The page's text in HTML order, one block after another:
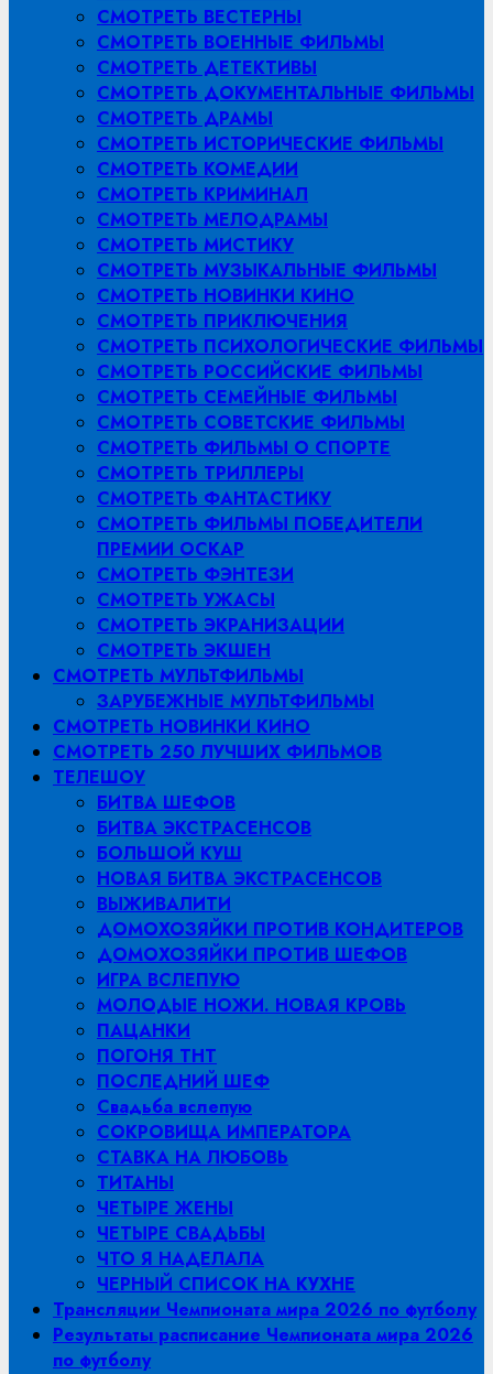
СМОТРЕТЬ ВЕСТЕРНЫ
СМОТРЕТЬ ВОЕННЫЕ ФИЛЬМЫ
СМОТРЕТЬ ДЕТЕКТИВЫ
СМОТРЕТЬ ДОКУМЕНТАЛЬНЫЕ ФИЛЬМЫ
СМОТРЕТЬ ДРАМЫ
СМОТРЕТЬ ИСТОРИЧЕСКИЕ ФИЛЬМЫ
СМОТРЕТЬ КОМЕДИИ
СМОТРЕТЬ КРИМИНАЛ
СМОТРЕТЬ МЕЛОДРАМЫ
СМОТРЕТЬ МИСТИКУ
СМОТРЕТЬ МУЗЫКАЛЬНЫЕ ФИЛЬМЫ
СМОТРЕТЬ НОВИНКИ КИНО
СМОТРЕТЬ ПРИКЛЮЧЕНИЯ
СМОТРЕТЬ ПСИХОЛОГИЧЕСКИЕ ФИЛЬМЫ
СМОТРЕТЬ РОССИЙСКИЕ ФИЛЬМЫ
СМОТРЕТЬ СЕМЕЙНЫЕ ФИЛЬМЫ
СМОТРЕТЬ СОВЕТСКИЕ ФИЛЬМЫ
СМОТРЕТЬ ФИЛЬМЫ О СПОРТЕ
СМОТРЕТЬ ТРИЛЛЕРЫ
СМОТРЕТЬ ФАНТАСТИКУ
СМОТРЕТЬ ФИЛЬМЫ ПОБЕДИТЕЛИ
ПРЕМИИ ОСКАР
СМОТРЕТЬ ФЭНТЕЗИ
СМОТРЕТЬ УЖАСЫ
СМОТРЕТЬ ЭКРАНИЗАЦИИ
СМОТРЕТЬ ЭКШЕН
СМОТРЕТЬ МУЛЬТФИЛЬМЫ
ЗАРУБЕЖНЫЕ МУЛЬТФИЛЬМЫ
СМОТРЕТЬ НОВИНКИ КИНО
СМОТРЕТЬ 250 ЛУЧШИХ ФИЛЬМОВ
ТЕЛЕШОУ
БИТВА ШЕФОВ
БИТВА ЭКСТРАСЕНСОВ
БОЛЬШОЙ КУШ
НОВАЯ БИТВА ЭКСТРАСЕНСОВ
ВЫЖИВАЛИТИ
ДОМОХОЗЯЙКИ ПРОТИВ КОНДИТЕРОВ
ДОМОХОЗЯЙКИ ПРОТИВ ШЕФОВ
ИГРА ВСЛЕПУЮ
МОЛОДЫЕ НОЖИ. НОВАЯ КРОВЬ
ПАЦАНКИ
ПОГОНЯ ТНТ
ПОСЛЕДНИЙ ШЕФ
Свадьба вслепую
СОКРОВИЩА ИМПЕРАТОРА
СТАВКА НА ЛЮБОВЬ
ТИТАНЫ
ЧЕТЫРЕ ЖЕНЫ
ЧЕТЫРЕ СВАДЬБЫ
ЧТО Я НАДЕЛАЛА
ЧЕРНЫЙ СПИСОК НА КУХНЕ
Трансляции Чемпионата мира 2026 по футболу
Результаты расписание Чемпионата мира 2026
по футболу